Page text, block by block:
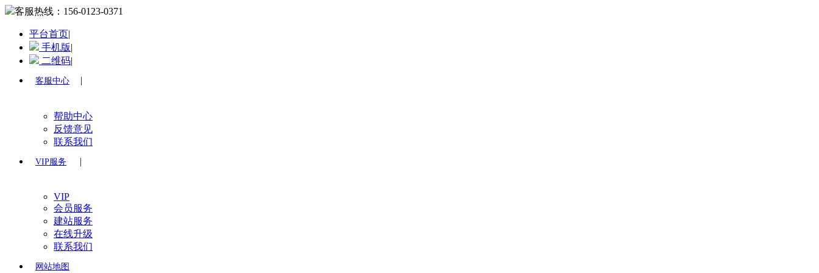
客服热线： 156-0123-0371
平台首页|
手机版|
二维码|
客服中心 |
帮助中心
反馈意见
联系我们
VIP服务 |
VIP
会员服务
建站服务
在线升级
联系我们
网站地图